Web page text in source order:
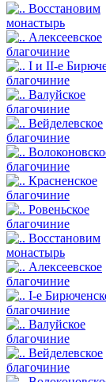
Восстановим
монастырь
Алексеевское
благочиние
I и II-е
благочиние
Валуйское
благочиние
Вейделевское
благочиние
благочиние
Красненское
благочиние
Ровеньское
благочиние
Восстановим
монастырь
Алексеевское
благочиние
I-е
благочиние
Валуйское
благочиние
Вейделевское
благочиние